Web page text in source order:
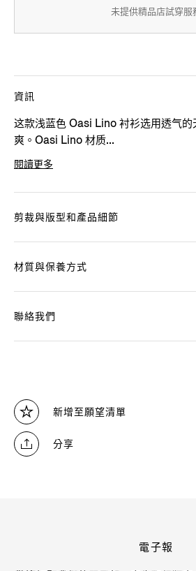
新增至願望清單
分享
未提供精品店試穿服
資訊
这款浅蓝色 Oasi Lino 衬衫选用透气
爽。Oasi Lino 材质...
閱讀更多
剪裁與版型和產品細節
材質與保養方式
聯絡我們
電子報